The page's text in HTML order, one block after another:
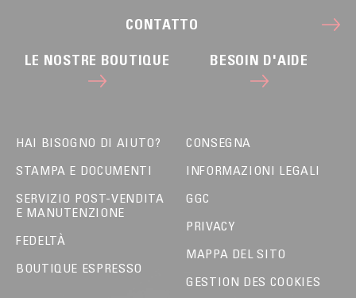
CONTATTO
LE NOSTRE BOUTIQUE BESOIN D'AIDE
HAI BISOGNO DI AIUTO?
STAMPA E DOCUMENTI
SERVIZIO POST-VENDITA
E MANUTENZIONE
FEDELTÀ
BOUTIQUE ESPRESSO
CONSEGNA
INFORMAZIONI LEGALI
GGC
PRIVACY
MAPPA DEL SITO
GESTION DES COOKIES